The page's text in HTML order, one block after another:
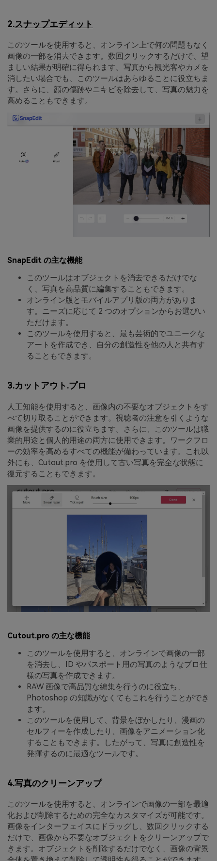
2.スナップエディット
このツールを使用すると、オンライン上で何の問題もなく
画像の一部を消去できます。数回クリックするだけで、望
ましい結果が明確に得られます。写真から観光客やカメを
消したい場合でも、このツールはあらゆることに役立ちま
す。さらに、顔の傷跡やニキビを除去して、写真の魅力を
高めることもできます。
SnapEdit の主な機能
このツールはオブジェクトを消去できるだけでな
く、写真を高品質に編集することもできます。
オンライン版とモバイルアプリ版の両方がありま
す。ニーズに応じて 2 つのオプションからお選びい
ただけます。
このツールを使用すると、最も芸術的でユニークな
アートを作成でき、自分の創造性を他の人と共有す
ることもできます。
3.カットアウト.プロ
人工知能を使用すると、画像内の不要なオブジェクトをす
べて切り取ることができます。視聴者の注意を引くような
画像を提供するのに役立ちます。さらに、このツールは職
業的用途と個人的用途の両方に使用できます。ワークフロ
ーの効率を高めるすべての機能が備わっています。これ以
外にも、Cutout.pro を使用して古い写真を完全な状態に
復元することもできます。
Cutout.pro の主な機能
このツールを使用すると、オンラインで画像の一部
を消去し、ID やパスポート用の写真のようなプロ仕
様の写真を作成できます。
RAW 画像で高品質な編集を行うのに役立ち、
Photoshop の知識がなくてもこれを行うことができ
ます。
このツールを使用して、背景をぼかしたり、漫画の
セルフィーを作成したり、画像をアニメーション化
することもできます。したがって、写真に創造性を
発揮するのに最適なツールです。
4.写真のクリーンアップ
このツールを使用すると、オンラインで画像の一部を最適
化および削除するための完全なカスタマイズが可能です。
画像をインターフェイスにドラッグし、数回クリックする
だけで、画像から不要なオブジェクトをクリーンアップで
きます。オブジェクトを削除するだけでなく、画像の背景